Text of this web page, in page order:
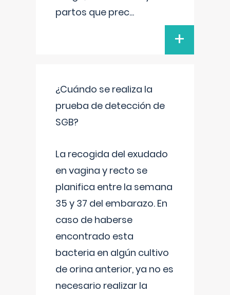
partos que prec...
+
¿Cuándo se realiza la
prueba de detección de
SGB?
La recogida del exudado
en vagina y recto se
planifica entre la semana
35 y 37 del embarazo. En
caso de haberse
encontrado esta
bacteria en algún cultivo
de orina anterior, ya no es
necesario realizar la